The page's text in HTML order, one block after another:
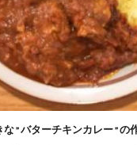
な”バターチキンカレー”の